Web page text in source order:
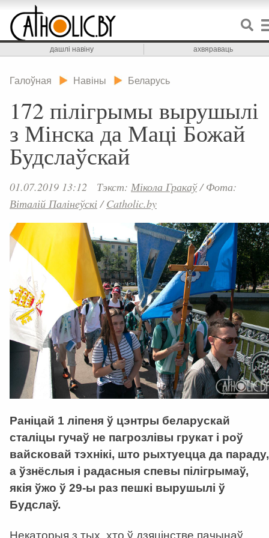
дашлі навіну ахвяраваць
Галоўная Навіны Беларусь
172 пілігрымы вырушылі
з Мінска да Маці Божай
Будслаўскай
01.07.2019 13:12 Тэкст: Мікола Гракаў/Фота:
Віталій Палінеўскі/Catholic.by
Раніцай 1 ліпеня ў цэнтры беларускай
сталіцы гучаў не пагрозлівы грукат і роў
вайсковай тэхнікі, што рыхтуецца да параду,
а ўзнёслыя і радасныя спевы пілігрымаў,
якія ўжо ў 29-ы раз пешкі вырушылі ў
Будслаў.
Некаторыя з тых, хто ў дзяцінстве пачынаў